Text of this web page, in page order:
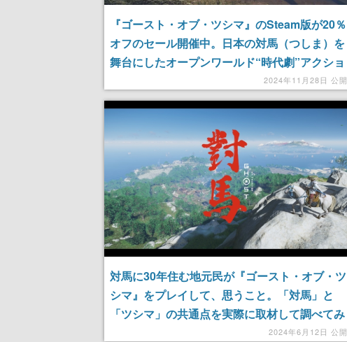
『ゴースト・オブ・ツシマ』のSteam版が20％
オフのセール開催中。日本の対馬（つしま）を
舞台にしたオープンワールド“時代劇”アクショ
ンゲーム。マルチプレイモードや壱岐編も魅力
2024年11月28日 公開
対馬に30年住む地元民が『ゴースト・オブ・ツ
シマ』をプレイして、思うこと。「対馬」と
「ツシマ」の共通点を実際に取材して調べてみ
たら、大量に仕込まれた「地元ネタ」にワクワ
2024年6月12日 公開